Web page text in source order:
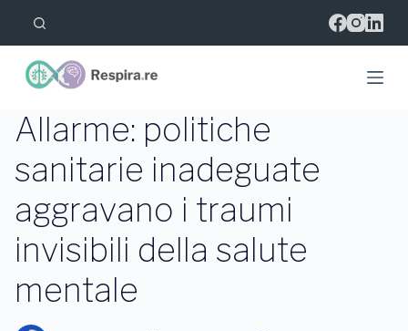
l
c
n
t
n
t
o
Allarme: politiche
sanitarie inadeguate
aggravano i traumi
invisibili della salute
mentale